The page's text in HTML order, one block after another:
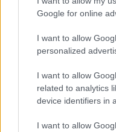
Google for online
I want to allow
personalized
I want to allow
related to analytics
device identifiers in
I want to allow
városlakók soraiból, a
Forrás: MTI
Fotó: Muzeul National